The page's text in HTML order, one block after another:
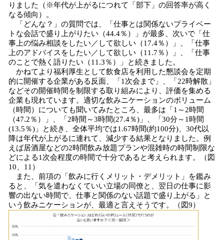
りました（※年代が上がるにつれて「部下」の回答率が高く
なる傾向）。
「どんな？」の質問では、「仕事とは関係ないプライベー
トな会話で盛り上がりたい（44.4％）」が最多、次いで「仕
事上の悩み相談をしたい／して欲しい（17.4％）」、「仕事
上のアドバイスをしたい／して欲しい（11.7％）」、「仕事
のことで熱く語りたい（11.3％）」と続きました。
かねてより福利厚生として飲食店を利用した懇談会を定期
的に開催する企業がある反面、「1次会まで」、「22時解散」
などその開催時間を制限する取り組みにより、評価を集める
企業も現れています。適切な飲みニケーションのボリューム
（時間）についても聞いてみたところ、最多は「1～2時間
（47.2％）」、「2時間～3時間(27.4％)」、「30分～1時間
(13.5％)」と続き、全体平均では1.67時間(約100分)、30代以
降は年代が上がるに連れて、減少する結果となりました。例
えば居酒屋などの2時間飲み放題プランや混雑時の時間制限な
どによる1次会程度の時間で十分であると考えられます。（図
10、11）
また、前項の「飲みに行くメリット・デメリット」を鑑み
ると、「気を遣わなくていい立場の同僚と、翌日の仕事に影
響の出ない時間で、仕事と関係のない話題で盛り上がる」と
いう飲みニケーションが、最適と言えそうです。（図9）